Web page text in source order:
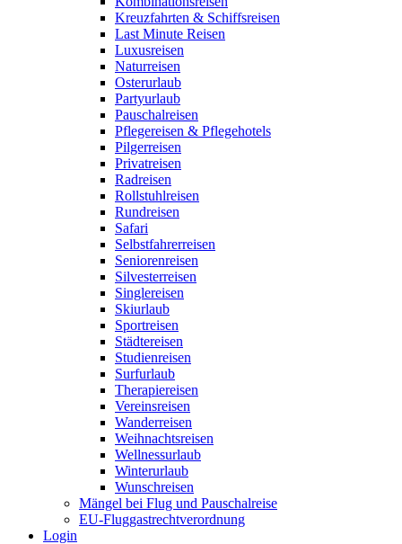
Kreuzfahrten & Schiffsreisen
Last Minute Reisen
Luxusreisen
Naturreisen
Osterurlaub
Partyurlaub
Pauschalreisen
Pflegereisen & Pflegehotels
Pilgerreisen
Privatreisen
Radreisen
Rollstuhlreisen
Rundreisen
Safari
Selbstfahrerreisen
Seniorenreisen
Silvesterreisen
Singlereisen
Skiurlaub
Sportreisen
Städtereisen
Studienreisen
Surfurlaub
Therapiereisen
Vereinsreisen
Wanderreisen
Weihnachtsreisen
Wellnessurlaub
Winterurlaub
Wunschreisen
Mängel bei Flug und Pauschalreise
EU-Fluggastrechtverordnung
Login